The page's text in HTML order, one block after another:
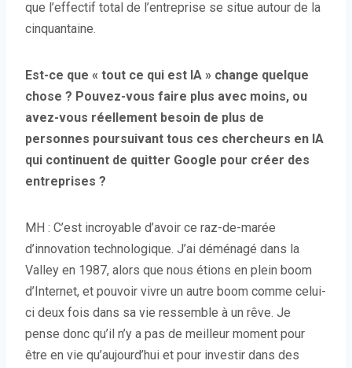
que l’effectif total de l’entreprise se situe autour de la
cinquantaine.
Est-ce que « tout ce qui est IA » change quelque
chose ? Pouvez-vous faire plus avec moins, ou
avez-vous réellement besoin de plus de
personnes poursuivant tous ces chercheurs en IA
qui continuent de quitter Google pour créer des
entreprises ?
MH : C’est incroyable d’avoir ce raz-de-marée
d’innovation technologique. J’ai déménagé dans la
Valley en 1987, alors que nous étions en plein boom
d’Internet, et pouvoir vivre un autre boom comme celui-
ci deux fois dans sa vie ressemble à un rêve. Je
pense donc qu’il n’y a pas de meilleur moment pour
être en vie qu’aujourd’hui et pour investir dans des